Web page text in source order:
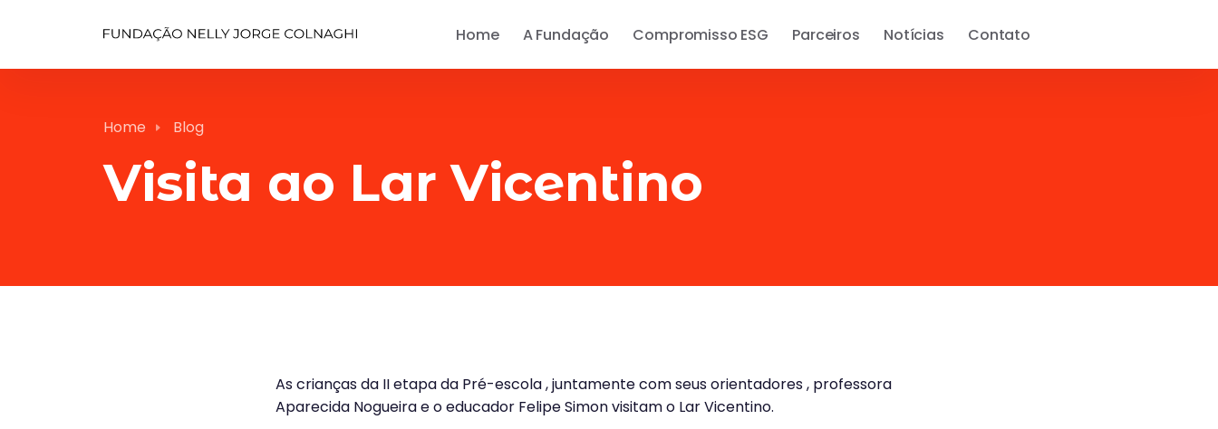
Home A Fundação Compromisso ESG Parceiros Notícias Contato
Home Blog
Visita ao Lar Vicentino
As crianças da II etapa da Pré-escola , juntamente com seus orientadores , professora
Aparecida Nogueira e o educador Felipe Simon visitam o Lar Vicentino.